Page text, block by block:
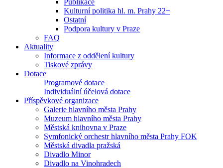
Publikace
Kulturní politika hl. m. Prahy 22+
Ostatní
Podpora kultury v Praze
FAQ
Aktuality
Informace z oddělení kultury
Tiskové zprávy
Dotace
Programové dotace
Individuální účelová dotace
Příspěvkové organizace
Galerie hlavního města Prahy
Muzeum hlavního města Prahy
Městská knihovna v Praze
Symfonický orchestr hlavního města Prahy FOK
Městská divadla pražská
Divadlo Minor
Divadlo na Vinohradech